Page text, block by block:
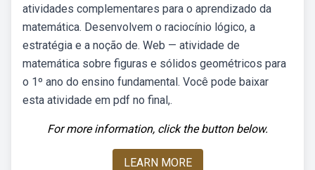
atividades complementares para o aprendizado da
matemática. Desenvolvem o raciocínio lógico, a
estratégia e a noção de. Web — atividade de
matemática sobre figuras e sólidos geométricos para
o 1º ano do ensino fundamental. Você pode baixar
esta atividade em pdf no final,.
For more information, click the button below.
LEARN MORE